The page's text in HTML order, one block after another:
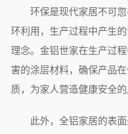
环保是现代家居不可
环利用，生产过程中产生
理念。金铝世家在生产过
害的涂层材料，确保产品
质，为家人营造健康安全的
此外，全铝家居的表